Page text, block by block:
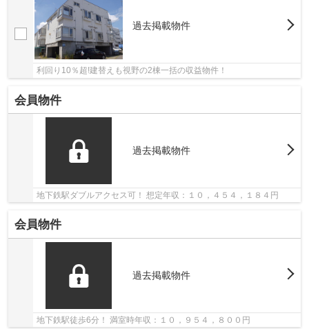
過去掲載物件
利回り10％超!建替えも視野の2棟一括の収益物件！
会員物件
過去掲載物件
地下鉄駅ダブルアクセス可！ 想定年収：１０，４５４，１８４円
会員物件
過去掲載物件
地下鉄駅徒歩6分！ 満室時年収：１０，９５４，８００円